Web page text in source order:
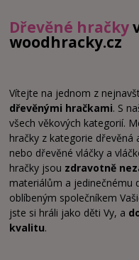
Dřevěné hračky
woodhracky.cz
Vítejte na jednom z
dřevěnými hračkami. S
všech věkových kategorií.
hračky z kategorie dřevěná
nebo dřevěné vláčky a
hračky jsou zdravotně
materiálům a jedinečnému
oblíbeným společníkem
jste si hráli jako děti Vy, a
kvalitu.